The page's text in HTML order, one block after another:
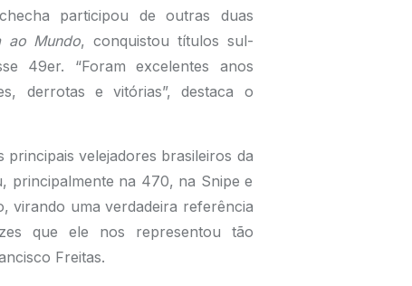
participou de outras duas
ao Mundo, conquistou títulos sul-
49er. “Foram excelentes anos
derrotas e vitórias”, destaca o
velejadores brasileiros da
principalmente na 470, na Snipe e
virando uma verdadeira referência
que ele nos representou tão
Freitas.